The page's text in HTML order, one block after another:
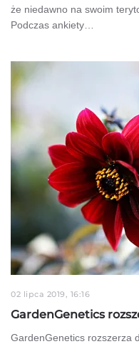
że niedawno na swoim
Podczas ankiety…
02 lipca 2019, 16:16
GardenGenetics
GardenGenetics rozszerza